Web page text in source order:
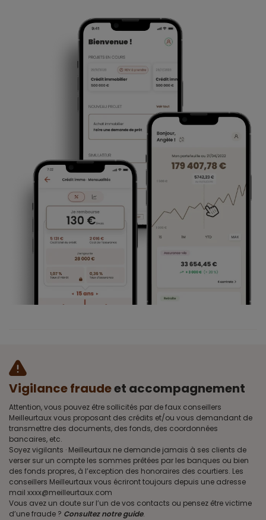
Vigilance fraudeet accompagnement
Attention, vous pouvez être sollicités par de faux conseillers
Meilleurtaux vous proposant des crédits et/ou vous demandant de
transmettre des documents, des fonds, des coordonnées
bancaires, etc.
Soyez vigilants · Meilleurtaux ne demande jamais à ses clients de
verser sur un compte les sommes prêtées par les banques ou bien
des fonds propres, à l’exception des honoraires des courtiers. Les
conseillers Meilleurtaux vous écriront toujours depuis une adresse
mail xxxx@meilleurtaux.com
Vous avez un doute sur l’un de vos contacts ou pensez être victime
d’une fraude ? Consultez notre guide.